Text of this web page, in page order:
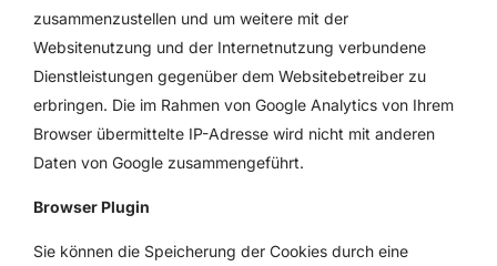
zusammenzustellen und um weitere mit der
Websitenutzung und der Internetnutzung verbundene
Dienstleistungen gegenüber dem Websitebetreiber zu
erbringen. Die im Rahmen von Google Analytics von Ihrem
Browser übermittelte IP-Adresse wird nicht mit anderen
Daten von Google zusammengeführt.
Browser Plugin
Sie können die Speicherung der Cookies durch eine